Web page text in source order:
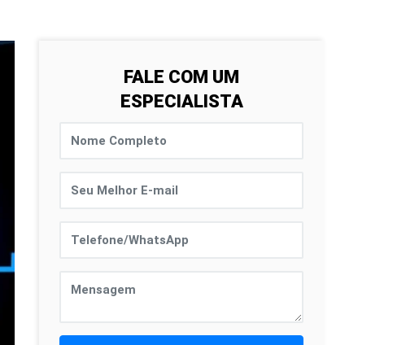
FALE COM UM
ESPECIALISTA